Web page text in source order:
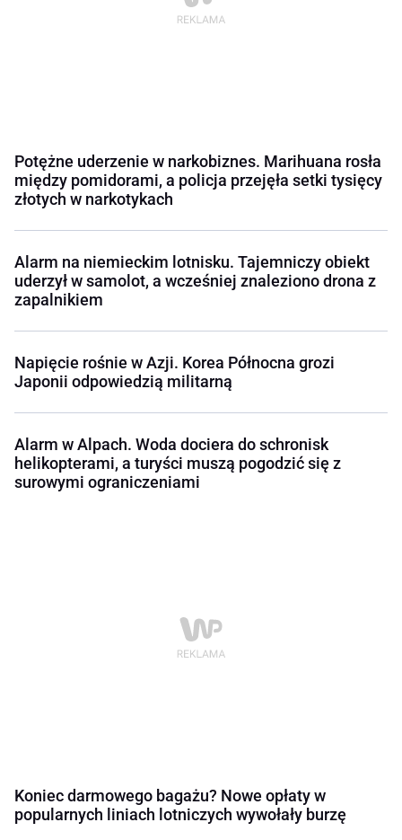
Potężne uderzenie w narkobiznes. Marihuana rosła
między pomidorami, a policja przejęła setki tysięcy
złotych w narkotykach
Alarm na niemieckim lotnisku. Tajemniczy obiekt
uderzył w samolot, a wcześniej znaleziono drona z
zapalnikiem
Napięcie rośnie w Azji. Korea Północna grozi
Japonii odpowiedzią militarną
Alarm w Alpach. Woda dociera do schronisk
helikopterami, a turyści muszą pogodzić się z
surowymi ograniczeniami
Koniec darmowego bagażu? Nowe opłaty w
popularnych liniach lotniczych wywołały burzę